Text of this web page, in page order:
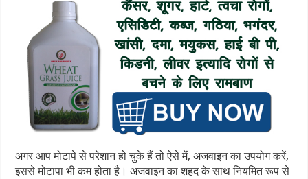
अगर आप मोटापे से परेशान हो चुके हैं तो ऐसे में, अजवाइन का उपयोग करें,
इससे मोटापा भी कम होता है। अजवाइन का शहद के साथ नियमित रूप से